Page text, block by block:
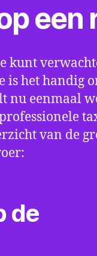
een
kunt
is het handig
nu eenmaal
van de
de